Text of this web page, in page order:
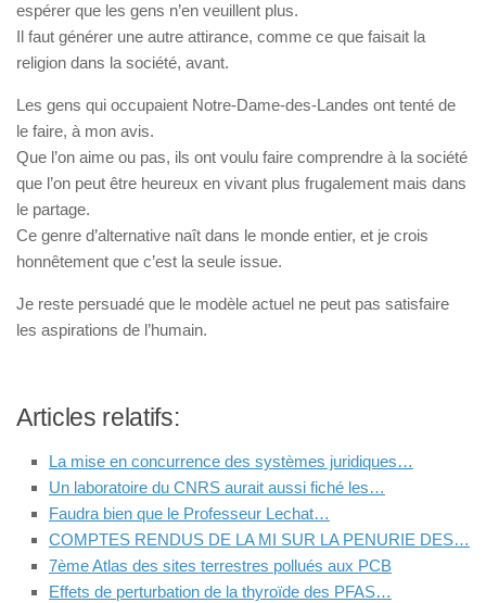
espérer que les gens n’en veuillent plus.
Il faut générer une autre attirance, comme ce que faisait la
religion dans la société, avant.
Les gens qui occupaient Notre-Dame-des-Landes ont tenté de
le faire, à mon avis.
Que l’on aime ou pas, ils ont voulu faire comprendre à la société
que l’on peut être heureux en vivant plus frugalement mais dans
le partage.
Ce genre d’alternative naît dans le monde entier, et je crois
honnêtement que c’est la seule issue.
Je reste persuadé que le modèle actuel ne peut pas satisfaire
les aspirations de l’humain.
Articles relatifs:
La mise en concurrence des systèmes juridiques…
Un laboratoire du CNRS aurait aussi fiché les…
Faudra bien que le Professeur Lechat…
COMPTES RENDUS DE LA MI SUR LA PENURIE DES…
7ème Atlas des sites terrestres pollués aux PCB
Effets de perturbation de la thyroïde des PFAS…